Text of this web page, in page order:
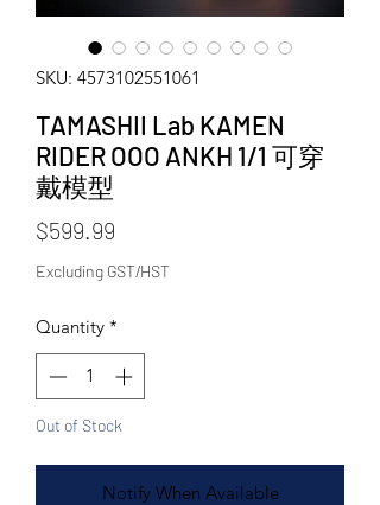
SKU: 4573102551061
TAMASHII Lab KAMEN
RIDER OOO ANKH 1/1 可穿
戴模型
$599.99
Excluding GST/HST
Quantity *
Out of Stock
Notify When Available